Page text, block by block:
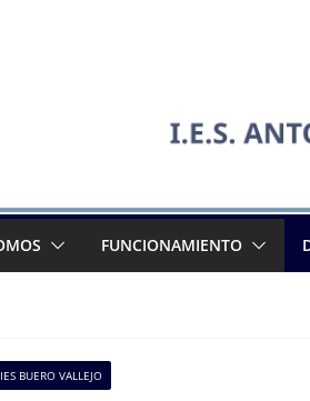
FUNCIONAMIENTO
IES BUERO VALLEJO